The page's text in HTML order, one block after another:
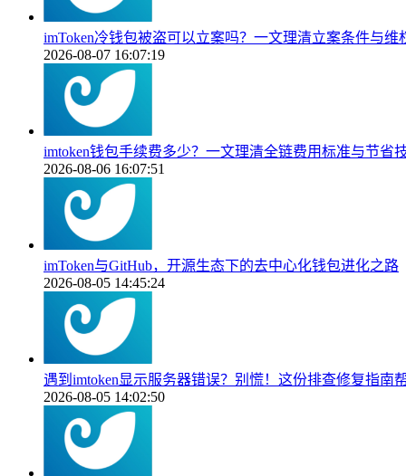
imToken冷钱包被盗可以立案吗？一文理清立案条件与维
2026-08-07 16:07:19
imtoken钱包手续费多少？一文理清全链费用标准与节省
2026-08-06 16:07:51
imToken与GitHub，开源生态下的去中心化钱包进化之路
2026-08-05 14:45:24
遇到imtoken显示服务器错误？别慌！这份排查修复指南
2026-08-05 14:02:50